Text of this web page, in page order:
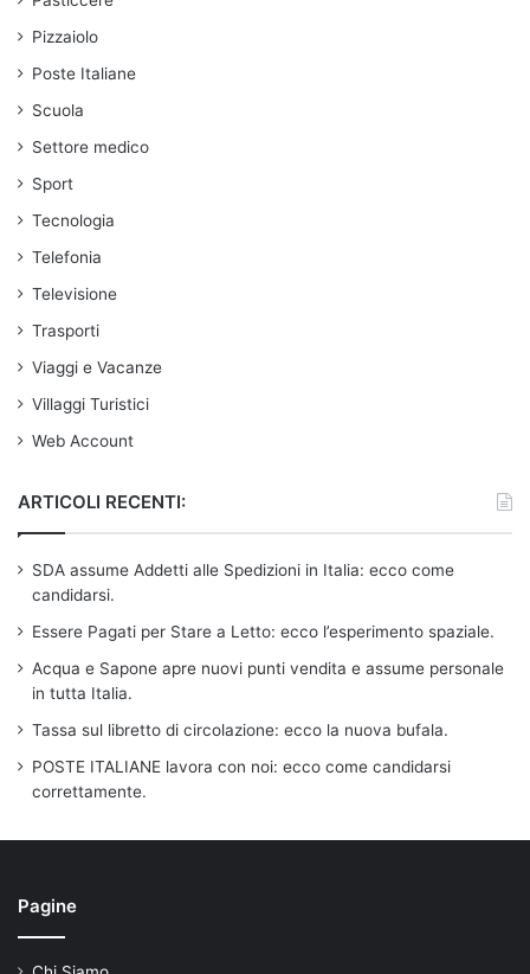
Pizzaiolo
Poste Italiane
Scuola
Settore medico
Sport
Tecnologia
Telefonia
Televisione
Trasporti
Viaggi e Vacanze
Villaggi Turistici
Web Account
ARTICOLI RECENTI:
SDA assume Addetti alle Spedizioni in Italia: ecco come
candidarsi.
Essere Pagati per Stare a Letto: ecco l’esperimento spaziale.
Acqua e Sapone apre nuovi punti vendita e assume personale
in tutta Italia.
Tassa sul libretto di circolazione: ecco la nuova bufala.
POSTE ITALIANE lavora con noi: ecco come candidarsi
correttamente.
Pagine